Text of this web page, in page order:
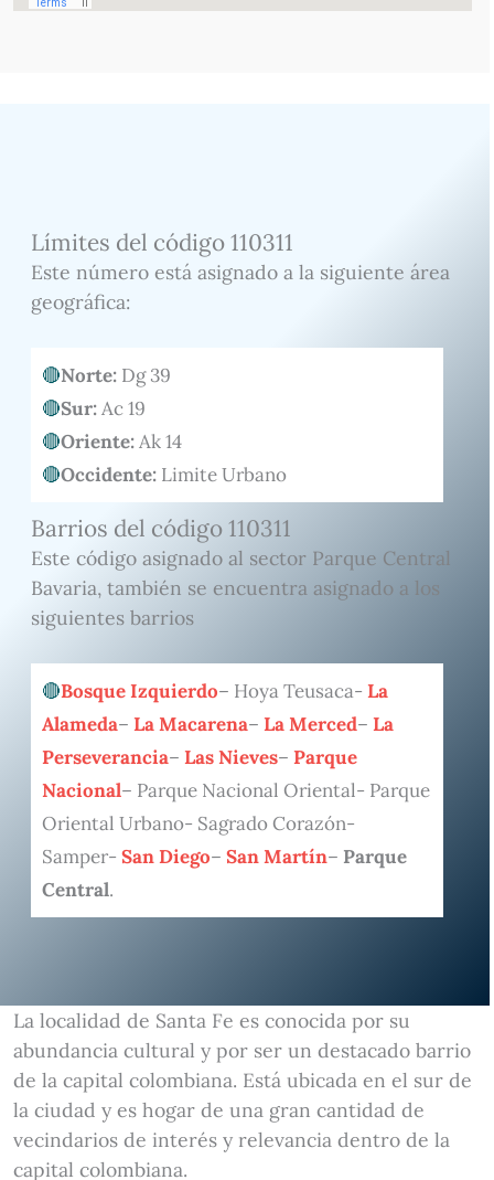
Límites del código 110311
Este número está asignado a la siguiente área
geográfica:
Norte:Dg 39
Sur:Ac 19
Oriente:Ak 14
Occidente:Limite Urbano
Barrios del código 110311
Este código asignado al sector Parque Central
Bavaria, también se encuentra asignado a los
siguientes barrios
Bosque Izquierdo– Hoya Teusaca- La
Alameda– La Macarena– La Merced– La
Perseverancia– Las Nieves– Parque
Nacional– Parque Nacional Oriental- Parque
Oriental Urbano- Sagrado Corazón-
Samper- San Diego– San Martín– Parque
Central.
La localidad de Santa Fe es conocida por su
abundancia cultural y por ser un destacado barrio
de la capital colombiana. Está ubicada en el sur de
la ciudad y es hogar de una gran cantidad de
vecindarios de interés y relevancia dentro de la
capital colombiana.